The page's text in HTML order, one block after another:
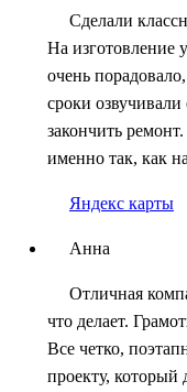
Сделали
На изготовление
очень
сроки озвучивали
закончить
именно так, как
Яндекс карты
Анна
Отличная
что делает.
Все четко,
проекту, который